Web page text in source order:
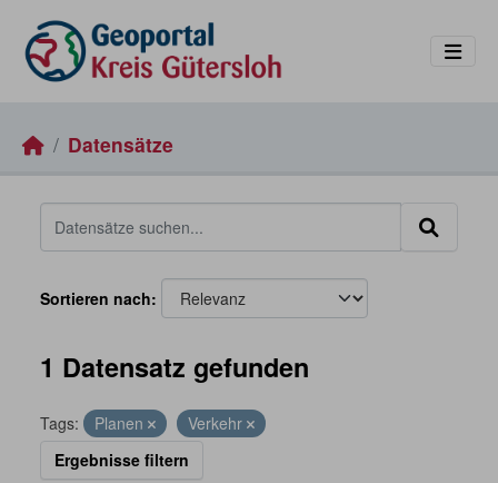
Datensätze
Sortieren nach
1 Datensatz gefunden
Tags: Planen
Verkehr
Ergebnisse filtern